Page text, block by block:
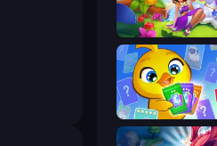
Farm Merge Valley